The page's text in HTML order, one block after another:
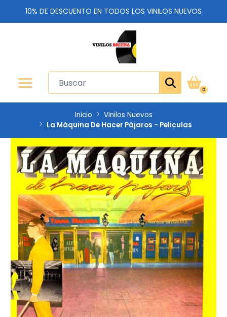
10% DE DESCUENTO EN TODOS LOS VINILOS NUEVOS
0
Inicio
Vinilos Nuevos
La Máquina De Hacer Pájaros - Peliculas